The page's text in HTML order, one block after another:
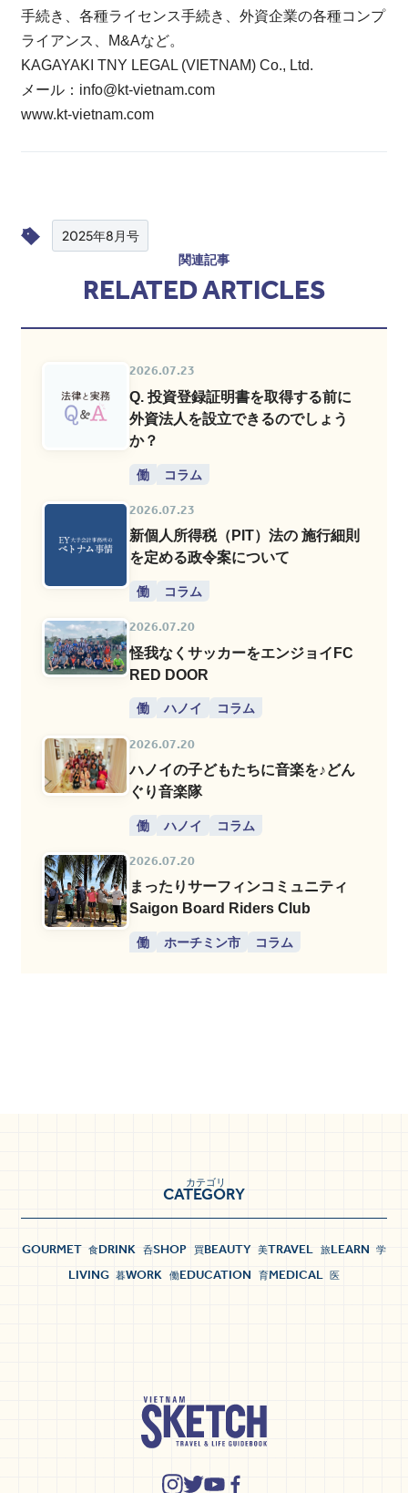
手続き、各種ライセンス手続き、外資企業の各種コンプ
ライアンス、M&Aなど。
KAGAYAKI TNY LEGAL (VIETNAM) Co., Ltd.
メール：info@kt-vietnam.com
www.kt-vietnam.com
2025年8月号
関連記事
RELATED ARTICLES
2026.07.23
Q. 投資登録証明書を取得する前に
外資法人を設立できるのでしょう
か？
働 コラム
2026.07.23
新個人所得税（PIT）法の 施行細則
を定める政令案について
働 コラム
2026.07.20
怪我なくサッカーをエンジョイFC
RED DOOR
働 ハノイ コラム
2026.07.20
ハノイの子どもたちに音楽を♪どん
ぐり音楽隊
働 ハノイ コラム
2026.07.20
まったりサーフィンコミュニティ
Saigon Board Riders Club
働 ホーチミン市 コラム
CATEGORY
カテゴリ
GOURMET 食DRINK 呑SHOP 買BEAUTY 美TRAVEL 旅LEARN 学
LIVING 暮WORK 働EDUCATION 育MEDICAL 医